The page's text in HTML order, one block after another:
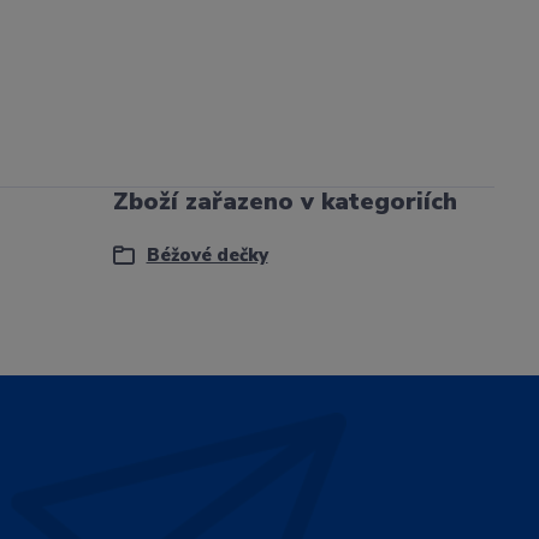
Zboží zařazeno v kategoriích
Béžové dečky